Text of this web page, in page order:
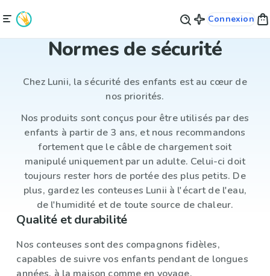
Connexion
Normes de sécurité
Chez Lunii, la sécurité des enfants est au cœur de
nos priorités.
Nos produits sont conçus pour être utilisés par des
enfants à partir de 3 ans, et nous recommandons
fortement que le câble de chargement soit
manipulé uniquement par un adulte. Celui-ci doit
toujours rester hors de portée des plus petits. De
plus, gardez les conteuses Lunii à l'écart de l'eau,
de l'humidité et de toute source de chaleur.
Qualité et durabilité
Nos conteuses sont des compagnons fidèles,
capables de suivre vos enfants pendant de longues